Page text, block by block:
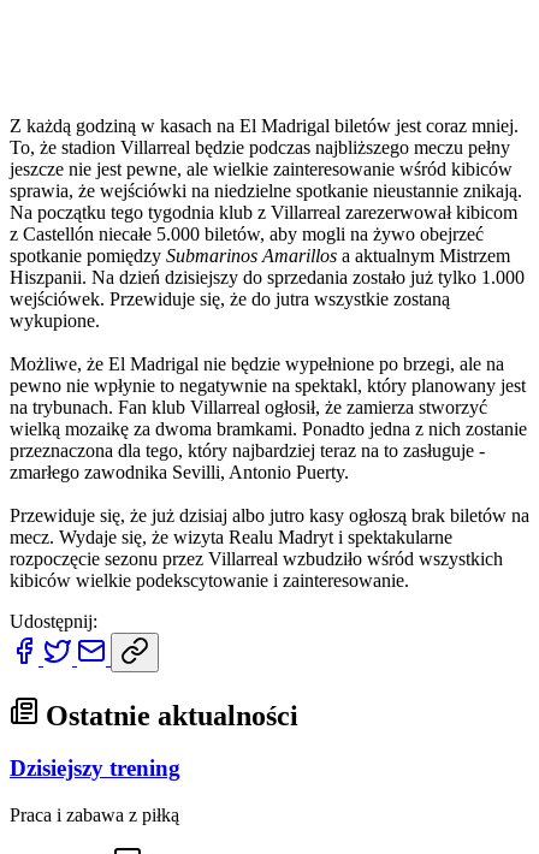
Z każdą godziną w kasach na El Madrigal biletów jest coraz mniej.
To, że stadion Villarreal będzie podczas najbliższego meczu pełny
jeszcze nie jest pewne, ale wielkie zainteresowanie wśród kibiców
sprawia, że wejściówki na niedzielne spotkanie nieustannie znikają.
Na początku tego tygodnia klub z Villarreal zarezerwował kibicom
z Castellón niecałe 5.000 biletów, aby mogli na żywo obejrzeć
spotkanie pomiędzy Submarinos Amarillos a aktualnym Mistrzem
Hiszpanii. Na dzień dzisiejszy do sprzedania zostało już tylko 1.000
wejściówek. Przewiduje się, że do jutra wszystkie zostaną
wykupione.
Możliwe, że El Madrigal nie będzie wypełnione po brzegi, ale na
pewno nie wpłynie to negatywnie na spektakl, który planowany jest
na trybunach. Fan klub Villarreal ogłosił, że zamierza stworzyć
wielką mozaikę za dwoma bramkami. Ponadto jedna z nich zostanie
przeznaczona dla tego, który najbardziej teraz na to zasługuje -
zmarłego zawodnika Sevilli, Antonio Puerty.
Przewiduje się, że już dzisiaj albo jutro kasy ogłoszą brak biletów na
mecz. Wydaje się, że wizyta Realu Madryt i spektakularne
rozpoczęcie sezonu przez Villarreal wzbudziło wśród wszystkich
kibiców wielkie podekscytowanie i zainteresowanie.
Udostępnij:
Ostatnie aktualności
Dzisiejszy trening
Praca i zabawa z piłką